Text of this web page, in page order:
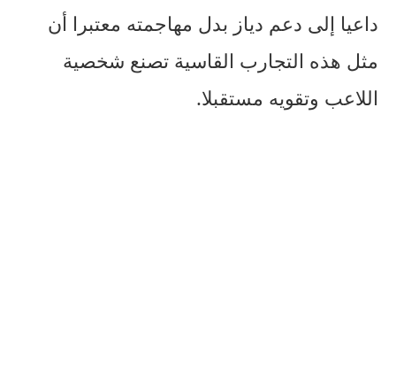
داعيا إلى دعم دياز بدل مهاجمته معتبرا أن
مثل هذه التجارب القاسية تصنع شخصية
اللاعب وتقويه مستقبلا.